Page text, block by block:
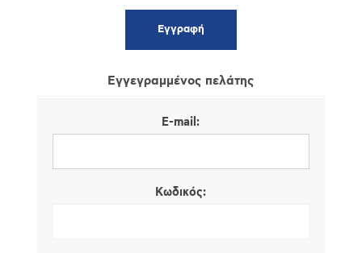
Εγγεγραμμένος πελάτης
E-mail:
Κωδικός: